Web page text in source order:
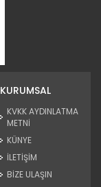
KURUMSAL
KVKK AYDINLATMA
METNİ
KÜNYE
İLETİŞİM
BİZE ULAŞIN